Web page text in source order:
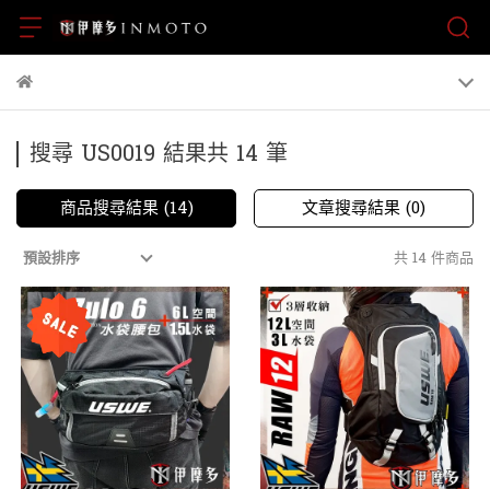
搜尋 US0019 結果共 14 筆
商品搜尋結果 (14) 文章搜尋結果 (0)
預設排序 共 14 件商品